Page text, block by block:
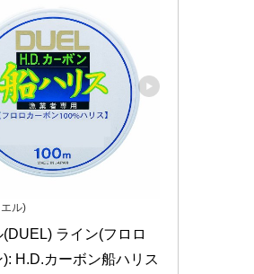
ル)
ライン(フロロ
): H.D.カーボン船ハリス